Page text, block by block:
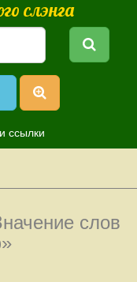
слэнга
ссылки
слов
»